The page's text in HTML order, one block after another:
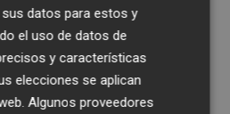
estos años ha
a poco "muchos
nuestras trufas",
a Víctor, cada día
datos para estos y
el uso de datos de
y características
elecciones se aplican
Algunos proveedores